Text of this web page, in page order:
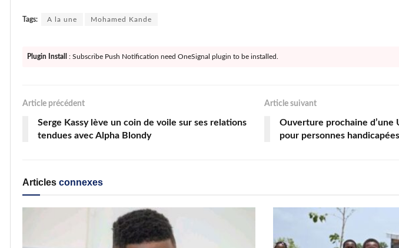
Tags: A la une Mohamed Kande
Plugin Install : Subscribe Push Notification need OneSignal plugin to be installed.
Article précédent
Serge Kassy lève un coin de voile sur ses relations
tendues avec Alpha Blondy
Article suivant
Ouverture prochaine d’une
pour personnes handicapées
Articles connexes